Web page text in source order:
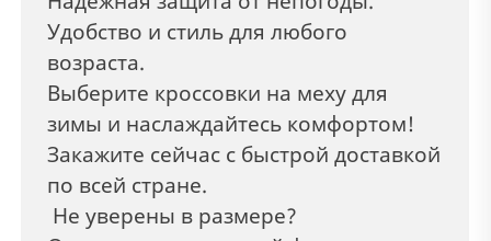
Удобство и стиль для любого
возраста.
Выберите кроссовки на меху для
зимы и наслаждайтесь комфортом!
Закажите сейчас с быстрой доставкой
по всей стране.
Не уверены в размере?